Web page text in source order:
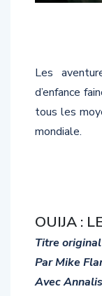
d’enfance
tous les
mondiale.
Titre original
Par Mike
Avec
Wilson…